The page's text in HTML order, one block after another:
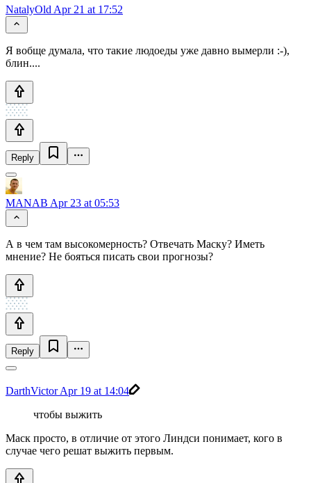
NatalyOld Apr 21 at 17:52
Я вобще думала, что такие людоеды уже давно вымерли :-),
блин....
Reply
MANAB Apr 23 at 05:53
А в чем там высокомерность? Отвечать Маску? Иметь
мнение? Не бояться писать свои прогнозы?
Reply
DarthVictorApr 19 at 14:04
чтобы выжить
Mаск просто, в отличие от этого Линдси понимает, кого в
случае чего решат выжить первым.